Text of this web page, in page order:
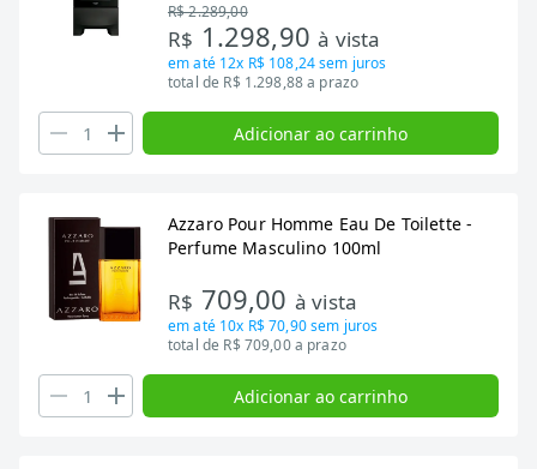
R$ 2.289,00
R$ 1.298,90à vista
em até 12x R$ 108,24sem juros
total de R$ 1.298,88 a prazo
Adicionar ao carrinho
Azzaro Pour Homme Eau De Toilette -
Perfume Masculino 100ml
R$ 709,00 à vista
em até 10x R$ 70,90sem juros
total de R$ 709,00 a prazo
Adicionar ao carrinho